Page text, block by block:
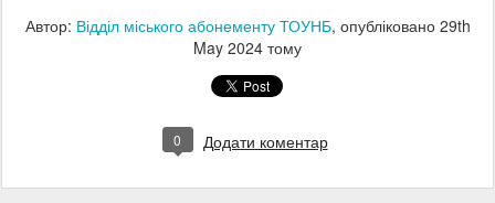
Автор: Відділ міського абонементу ТОУНБ, опубліковано 29th
May 2024 тому
0 Додати коментар